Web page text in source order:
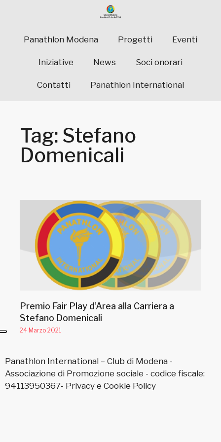
Panathlon Modena Progetti Eventi
Iniziative News Soci onorari
Contatti Panathlon International
Tag: Stefano
Domenicali
Premio Fair Play d’Area alla Carriera a
Stefano Domenicali
24 Marzo 2021
Panathlon International – Club di Modena -
Associazione di Promozione sociale - codice fiscale:
94113950367- Privacy e Cookie Policy